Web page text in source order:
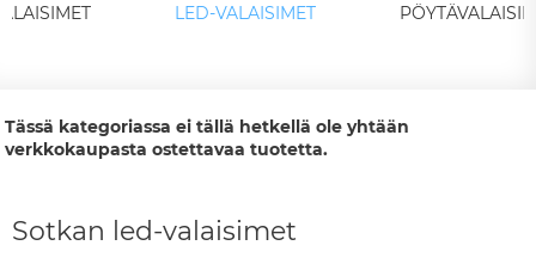
LED-VALAISIMET
Tässä kategoriassa ei tällä hetkellä ole yhtään
verkkokaupasta ostettavaa tuotetta.
Sotkan led-valaisimet